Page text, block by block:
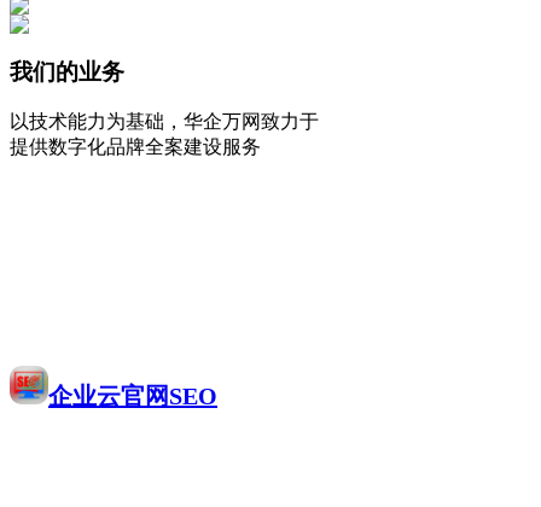
我们的业务
以技术能力为基础，华企万网致力于
提供数字化品牌全案建设服务
企业云官网SEO